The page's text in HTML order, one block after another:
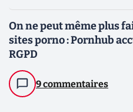
On ne peut même plus
sites porno : Pornhub
RGPD
9 commentaires